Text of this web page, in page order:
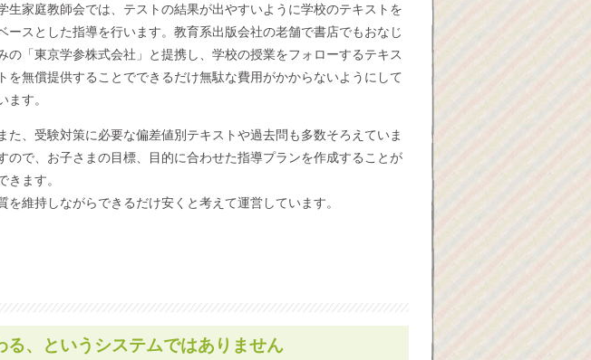
生家庭教師会では、テストの結果が出やすいように学校のテキストを
ースとした指導を行います。教育系出版会社の老舗で書店でもおなじ
の「東京学参株式会社」と提携し、学校の授業をフォローするテキス
トを無償提供することでできるだけ無駄な費用がかからないようにして
ます。
また、受験対策に必要な偏差値別テキストや過去問も多数そろえていま
ので、お子さまの目標、目的に合わせた指導プランを作成することが
きます。
を維持しながらできるだけ安くと考えて運営しています。
、 というシステムではありません